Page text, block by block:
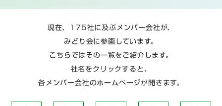
現在、175社に及ぶメンバー会社が、
みどり会に参画しています。
こちらではその一覧をご紹介します。
社名をクリックすると、
各メンバー会社のホームページが開きます。